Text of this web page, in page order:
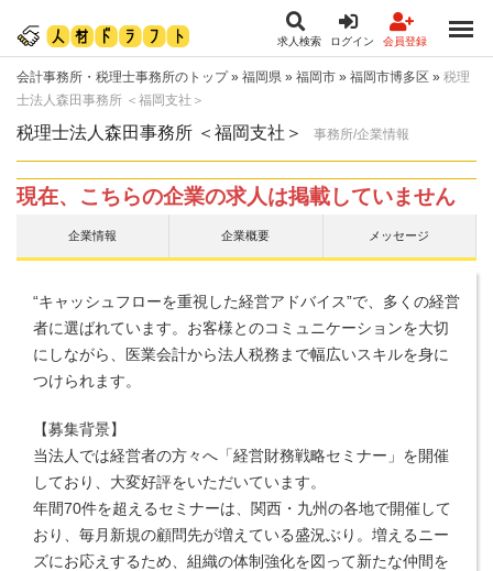
求人検索 ログイン 会員登録
会計事務所・税理士事務所のトップ» 福岡県 » 福岡市 » 福岡市博多区 » 税理
士法人森田事務所 ＜福岡支社＞
税理士法人森田事務所 ＜福岡支社＞ 事務所/企業情報
現在、こちらの企業の求人は掲載していません
企業情報 企業概要 メッセージ
“キャッシュフローを重視した経営アドバイス”で、多くの経営
者に選ばれています。お客様とのコミュニケーションを大切
にしながら、医業会計から法人税務まで幅広いスキルを身に
つけられます。
【募集背景】
当法人では経営者の方々へ「経営財務戦略セミナー」を開催
しており、大変好評をいただいています。
年間70件を超えるセミナーは、関西・九州の各地で開催して
おり、毎月新規の顧問先が増えている盛況ぶり。増えるニー
ズにお応えするため、組織の体制強化を図って新たな仲間を